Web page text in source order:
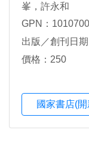
峯，許永和
GPN：
出版／創刊日
價格：250
國家書店(